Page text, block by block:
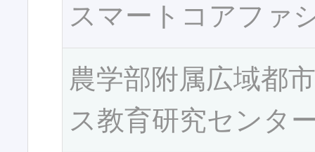
スマートコアファ
農学部附属広域都
ス教育研究センタ